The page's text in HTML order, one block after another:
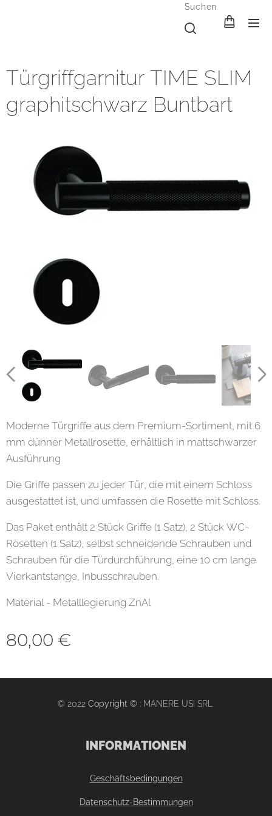
Suchen
Türgriffgarnitur TIME SLIM
graphitschwarz Buntbart
Moderne Türgriffe aus dem Premium-Sortiment, mit 6
mm dünner Metallrosette, erhältlich in mattschwarzer
Ausführung
Die Griffe passen zu jeder Tür, die mit einem Schloss
ausgestattet ist, und umfassen die Rosette mit Schloss.
Das Paket enthält 2 Stück Griffe (1 Satz), 2 Stück WC-
Rosetten (1 Satz), selbst schneidende Schrauben und
Schrauben für die Türdurchführung, eine 10 cm lange
Vierkantstange, Inbusschrauben.
Material - Metalllegierung ZnAl
80,00 €
© 2022 Copyright © : MANERE USI SRL
INFORMATIONEN
Geschäftsbedingungen
Datenschutz-Bestimmungen